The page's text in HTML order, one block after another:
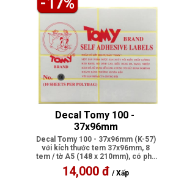
Decal Tomy 100 -
37x96mm
Decal Tomy 100 - 37x96mm (K-57)
với kích thước tem 37x96mm, 8
tem / tờ A5 (148 x 210mm), có phủ
lớp ..
14,000 đ / Xấp